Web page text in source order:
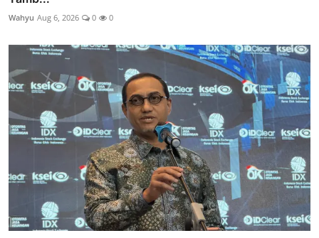
Wahyu Aug 6, 2026 0 0